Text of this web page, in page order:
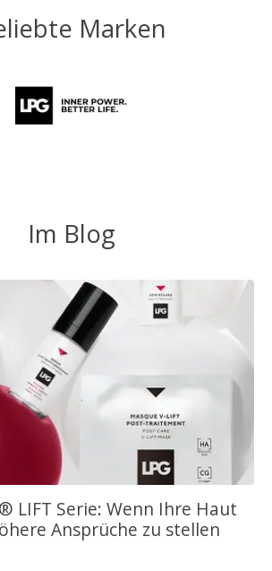
Marken
Im Blog
LIFT Serie: Wenn Ihre Haut
Ansprüche zu stellen